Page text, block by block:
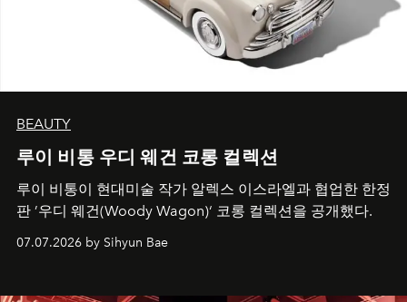
BEAUTY
루이 비통 우디 웨건 코롱 컬렉션
루이 비통이 현대미술 작가 알렉스 이스라엘과 협업한 한정
판 ’우디 웨건(Woody Wagon)‘ 코롱 컬렉션을 공개했다.
07.07.2026 by Sihyun Bae